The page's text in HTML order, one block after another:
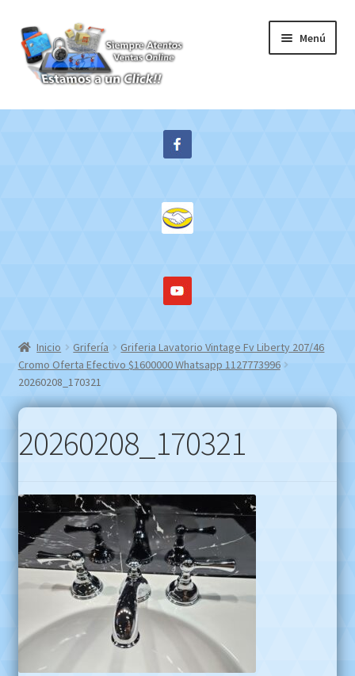
Ir
a
la
navegación
Ir
al
contenido
Menú
Inicio
Inicio Grifería
Griferia Lavatorio Vintage Fv Liberty 207/46
Cromo Oferta Efectivo $1600000 Whatsapp 1127773996
20260208_170321
20260208_170321